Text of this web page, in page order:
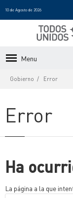
10 de Agosto de 2026
Menu
Gobierno Error
Error
Ha
La página a la que